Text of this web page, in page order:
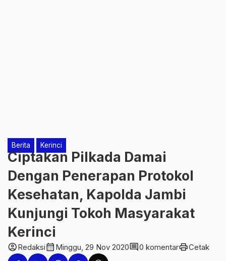
Berita Kerinci
Ciptakan Pilkada Damai
Dengan Penerapan Protokol
Kesehatan, Kapolda Jambi
Kunjungi Tokoh Masyarakat
Kerinci
account_circleRedaksicalendar_month Minggu, 29 Nov 2020comment0 komentarprintCetak